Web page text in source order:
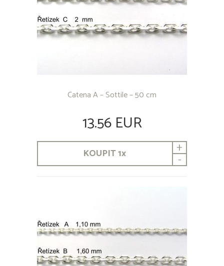
Catena A – Sottile – 50 cm
13.56 EUR
KOUPIT1x +
-